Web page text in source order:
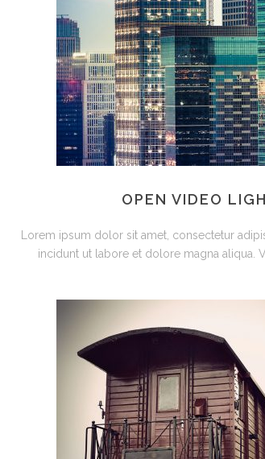
OPEN VIDEO
Lorem ipsum dolor sit amet, consectetur
incidunt ut labore et dolore magna aliqua.